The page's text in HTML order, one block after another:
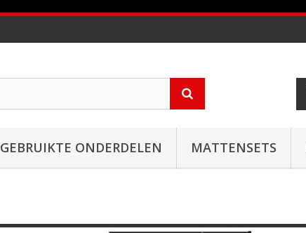
GEBRUIKTE ONDERDELEN MATTENSETS